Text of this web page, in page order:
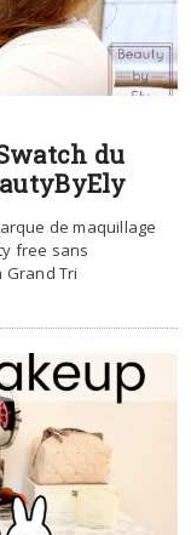
du
de maquillage
free sans
Tri